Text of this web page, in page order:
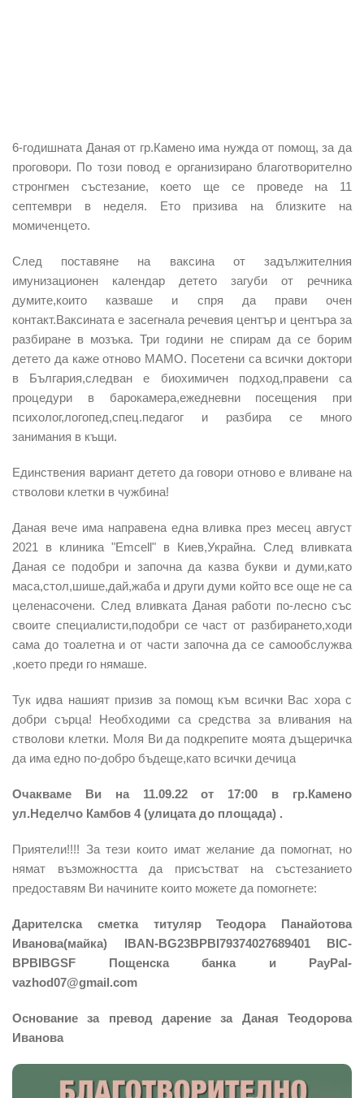
6-годишната Даная от гр.Камено има нужда от помощ, за да
проговори. По този повод е организирано благотворително
стронгмен състезание, което ще се проведе на 11
септември в неделя. Ето призива на близките на
момиченцето.
След поставяне на ваксина от задължителния
имунизационен календар детето загуби от речника
думите,които казваше и спря да прави очен
контакт.Ваксината е засегнала речевия център и центъра за
разбиране в мозъка. Три години не спирам да се борим
детето да каже отново МАМО. Посетени са всички доктори
в България,следван е биохимичен подход,правени са
процедури в барокамера,ежедневни посещения при
психолог,логопед,спец.педагог и разбира се много
занимания в къщи.
Единствения вариант детето да говори отново е вливане на
стволови клетки в чужбина!
Даная вече има направена една вливка през месец август
2021 в клиника "Emcell" в Киев,Украйна. След вливката
Даная се подобри и започна да казва букви и думи,като
маса,стол,шише,дай,жаба и други думи който все още не са
целенасочени. След вливката Даная работи по-лесно със
своите специалисти,подобри се част от разбирането,ходи
сама до тоалетна и от части започна да се самообслужва
,което преди го нямаше.
Тук идва нашият призив за помощ към всички Вас хора с
добри сърца! Необходими са средства за вливания на
стволови клетки. Моля Ви да подкрепите моята дъщеричка
да има едно по-добро бъдеще,като всички дечица
Очакваме Ви на 11.09.22 от 17:00 в гр.Камено
ул.Неделчо Камбов 4 (улицата до площада) .
Приятели!!!! За тези които имат желание да помогнат, но
нямат възможността да присъстват на състезанието
предоставям Ви начините които можете да помогнете:
Дарителска сметка титуляр Теодора Панайотова
Иванова(майка) IBAN-BG23BPBI79374027689401 BIC-
BPBIBGSF Пощенска банка и PayPal-
vazhod07@gmail.com
Основание за превод дарение за Даная Теодорова
Иванова